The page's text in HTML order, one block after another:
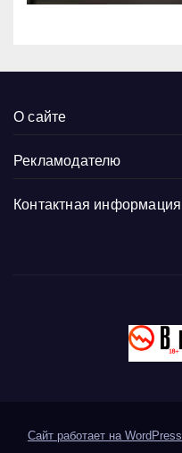
О сайте
Рекламодателю
Контактная информация
Сайт работает на WordPress